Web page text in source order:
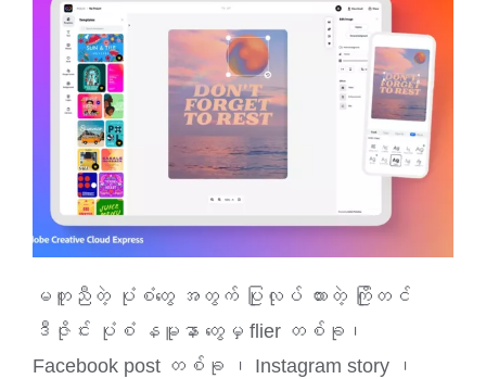
မတူညီတဲ့ ပုံစံတွေ အတွက် ပြုလုပ် ထားတဲ့ ကြိုတင်
ဒီဇိုင်း ပုံစံ နမူနာ တွေမှ flier တစ်ခု၊
Facebook post တစ်ခု ၊ Instagram story ၊